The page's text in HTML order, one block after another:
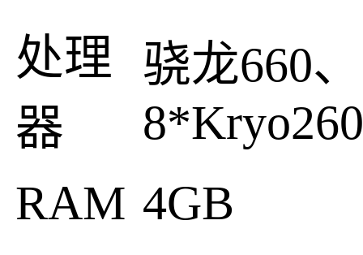
处理
器
骁龙660
8*Kryo260
RAM 4GB